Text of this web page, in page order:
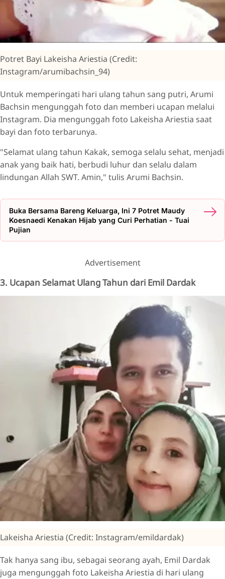
Potret Bayi Lakeisha Ariestia (Credit:
Instagram/arumibachsin_94)
Untuk memperingati hari ulang tahun sang putri, Arumi
Bachsin mengunggah foto dan memberi ucapan melalui
Instagram. Dia mengunggah foto Lakeisha Ariestia saat
bayi dan foto terbarunya.
"Selamat ulang tahun Kakak, semoga selalu sehat, menjadi
anak yang baik hati, berbudi luhur dan selalu dalam
lindungan Allah SWT. Amin," tulis Arumi Bachsin.
Buka Bersama Bareng Keluarga, Ini 7 Potret Maudy
Koesnaedi Kenakan Hijab yang Curi Perhatian - Tuai
Pujian
Advertisement
3. Ucapan Selamat Ulang Tahun dari Emil Dardak
Lakeisha Ariestia (Credit: Instagram/emildardak)
Tak hanya sang ibu, sebagai seorang ayah, Emil Dardak
juga mengunggah foto Lakeisha Ariestia di hari ulang